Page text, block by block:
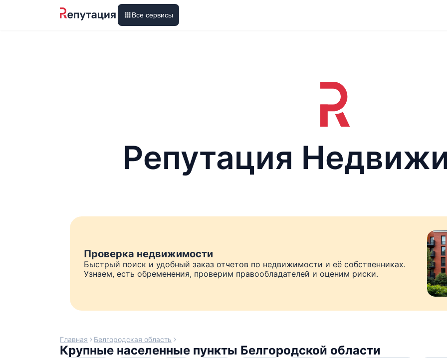
Все сервисы
Репутация
Проверка недвижимости
Быстрый поиск и удобный заказ отчетов по недвижимости и её собственниках.
Узнаем, есть обременения, проверим правообладателей и оценим риски.
Главная Белгородская область
Крупные населенные пункты Белгородской области